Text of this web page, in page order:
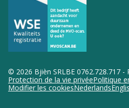
© 2026 Bjièn SRLBE 0762.728.717 -
Protection de la vie privéePolitique
Modifier les cookiesNederlands